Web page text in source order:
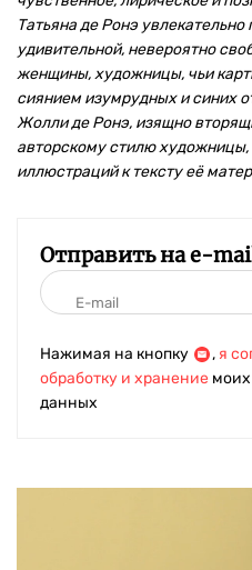
Татьяна де Ронэ
удивительной, невероятно
женщины, художницы, чьи
сиянием изумрудных и синих
Жолли де Ронэ, изящно
авторскому стилю
иллюстраций к тексту её
Отправить на e-
Нажимая на кнопку , я
обработку и хранение
данных